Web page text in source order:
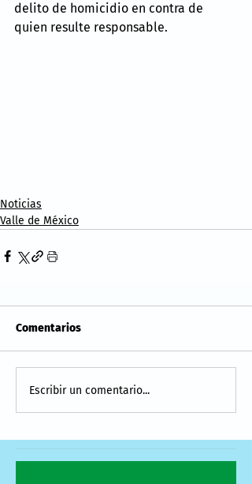
delito de homicidio en contra de
quien resulte responsable.
Noticias
Valle de México
Comentarios
Escribir un comentario...